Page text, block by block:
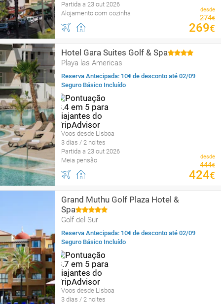
Partida a 23 out 2026
Alojamento com cozinha
desde
274€
269€
Hotel Gara Suites Golf & Spa
Playa las Americas
Reserva Antecipada: 10€ de desconto até 02/09
Seguro Básico Incluído
Voos desde Lisboa
3 dias / 2 noites
Partida a 23 out 2026
Meia pensão
desde
444€
424€
Grand Muthu Golf Plaza Hotel &
Spa
Golf del Sur
Reserva Antecipada: 10€ de desconto até 02/09
Seguro Básico Incluído
Voos desde Lisboa
3 dias / 2 noites